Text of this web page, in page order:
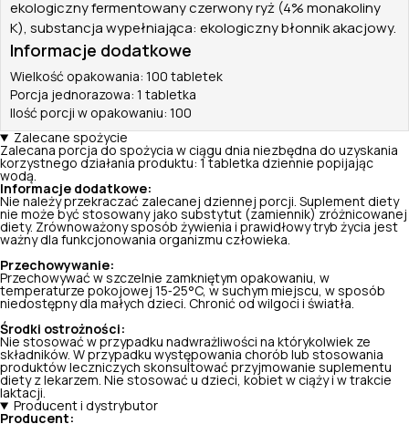
ekologiczny fermentowany czerwony ryż (4% monakoliny
K), substancja wypełniająca: ekologiczny błonnik akacjowy.
Informacje dodatkowe
Wielkość opakowania: 100 tabletek
Porcja jednorazowa: 1 tabletka
Ilość porcji w opakowaniu: 100
Zalecane spożycie
Zalecana porcja do spożycia w ciągu dnia niezbędna do uzyskania
korzystnego działania produktu: 1 tabletka dziennie popijając
wodą.
Informacje dodatkowe:
Nie należy przekraczać zalecanej dziennej porcji. Suplement diety
nie może być stosowany jako substytut (zamiennik) zróżnicowanej
diety. Zrównoważony sposób żywienia i prawidłowy tryb życia jest
ważny dla funkcjonowania organizmu człowieka.
Przechowywanie:
Przechowywać w szczelnie zamkniętym opakowaniu, w
temperaturze pokojowej 15‑25°C, w suchym miejscu, w sposób
niedostępny dla małych dzieci. Chronić od wilgoci i światła.
Środki ostrożności:
Nie stosować w przypadku nadwrażliwości na którykolwiek ze
składników. W przypadku występowania chorób lub stosowania
produktów leczniczych skonsultować przyjmowanie suplementu
diety z lekarzem. Nie stosować u dzieci, kobiet w ciąży i w trakcie
laktacji.
Producent i dystrybutor
Producent: